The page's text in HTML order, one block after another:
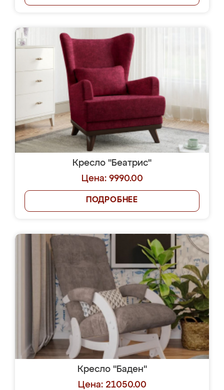
Кресло "Беатрис"
Цена: 9990.00
ПОДРОБНЕЕ
Кресло "Баден"
Цена: 21050.00